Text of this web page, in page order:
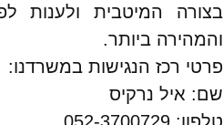
בצורה המיטבית ולענות
והמהירה ביותר.
פרטי רכז הנגישות במשרדנו:
שם: איל נרקיס